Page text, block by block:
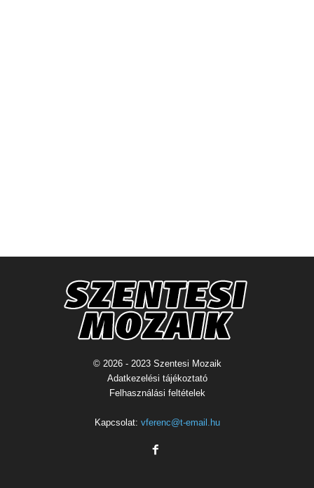
© 2026 - 2023 Szentesi Mozaik
Adatkezelési tájékoztató
Felhasználási feltételek
Kapcsolat: vferenc@t-email.hu